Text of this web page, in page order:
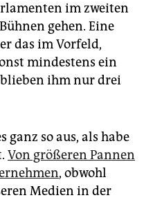
im zweiten
gehen. Eine
das im Vorfeld,
mindestens ein
ihm nur drei
ganz so aus, als habe
Von größeren Pannen
, obwohl
Medien in der